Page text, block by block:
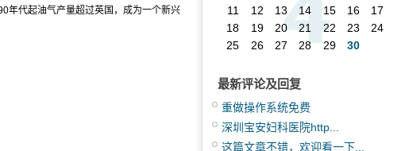
年代起油气产量超过英国，成为一个新兴
11
12 13 14 15 16
17
18
19 20 21 22 23
24
25
26 27 28 29 30
最新评论及回复
重做操作系统免费
深圳宝安妇科医院http...
这篇文章不错，欢迎看一下...